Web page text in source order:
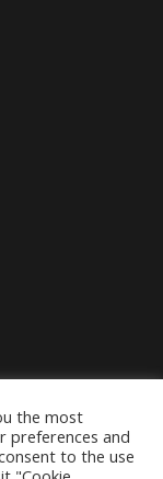
the most
preferences and
to the use